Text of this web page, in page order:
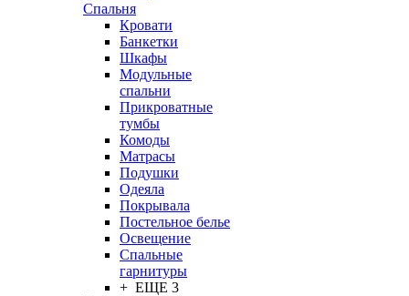
Спальня
Кровати
Банкетки
Шкафы
Модульные
спальни
Прикроватные
тумбы
Комоды
Матрасы
Подушки
Одеяла
Покрывала
Постельное белье
Освещение
Спальные
гарнитуры
+ ЕЩЕ 3